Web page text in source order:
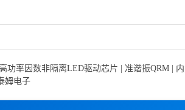
功率因数非隔离LED驱动芯片 | 准谐振QRM |
姆电子